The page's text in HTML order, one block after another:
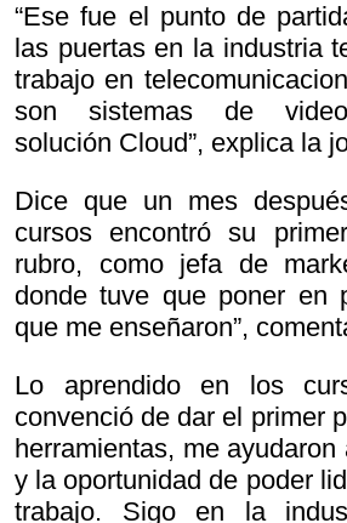
“Ese fue el punto de
las puertas en la industria
trabajo en
son sistemas de
solución Cloud”, explica la
Dice que un mes
cursos encontró su
rubro, como jefa de
donde tuve que poner en
que me enseñaron”,
Lo aprendido en los
convenció de dar el primer
herramientas, me ayudaron
y la oportunidad de poder
trabajo. Sigo en la